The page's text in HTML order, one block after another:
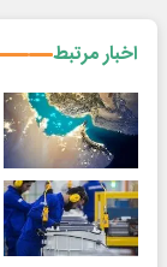
اخبار مرتبط